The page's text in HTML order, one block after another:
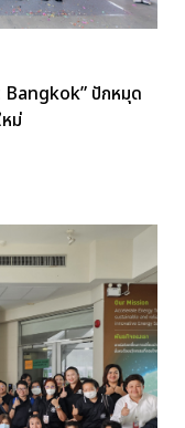
ปักหมุด
ม่